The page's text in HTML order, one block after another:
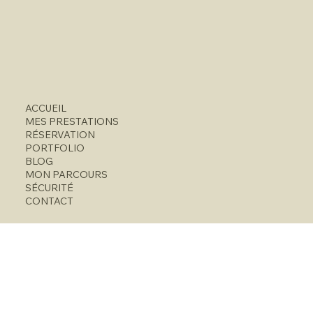
ACCUEIL
MES PRESTATIONS
RÉSERVATION
PORTFOLIO
BLOG
MON PARCOURS
SÉCURITÉ
CONTACT